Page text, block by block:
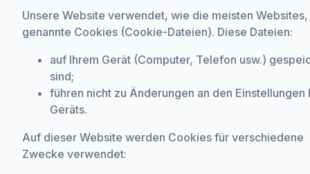
Unsere Website verwendet, wie die meisten Websites,
genannte Cookies (Cookie-Dateien). Diese Dateien:
auf Ihrem Gerät (Computer, Telefon usw.)
sind;
führen nicht zu Änderungen an den Einstellungen
Geräts.
Auf dieser Website werden Cookies für verschiedene
Zwecke verwendet: